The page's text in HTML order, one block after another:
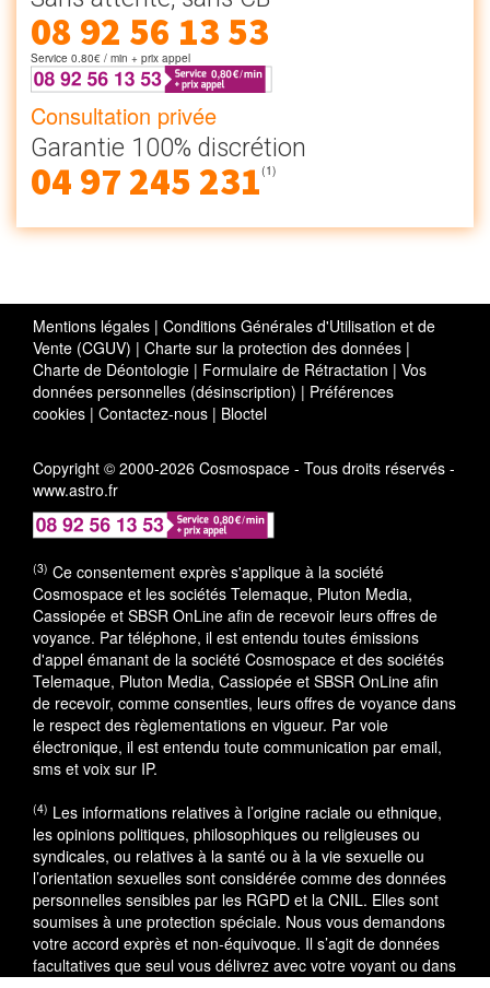
08 92 56 13 53
Service 0.80€ / min + prix appel
Consultation privée
Garantie 100% discrétion
04 97 245 231(1)
Mentions légales | Conditions Générales d'Utilisation et de
Vente (CGUV) | Charte sur la protection des données |
Charte de Déontologie | Formulaire de Rétractation | Vos
données personnelles (désinscription) | Préférences
cookies | Contactez-nous | Bloctel
Copyright © 2000-2026 Cosmospace - Tous droits réservés -
www.astro.fr
(3) Ce consentement exprès s'applique à la société
Cosmospace et les sociétés Telemaque, Pluton Media,
Cassiopée et SBSR OnLine afin de recevoir leurs offres de
voyance. Par téléphone, il est entendu toutes émissions
d'appel émanant de la société Cosmospace et des sociétés
Telemaque, Pluton Media, Cassiopée et SBSR OnLine afin
de recevoir, comme consenties, leurs offres de voyance dans
le respect des règlementations en vigueur. Par voie
électronique, il est entendu toute communication par email,
sms et voix sur IP.
(4) Les informations relatives à l’origine raciale ou ethnique,
les opinions politiques, philosophiques ou religieuses ou
syndicales, ou relatives à la santé ou à la vie sexuelle ou
l’orientation sexuelles sont considérée comme des données
personnelles sensibles par les RGPD et la CNIL. Elles sont
soumises à une protection spéciale. Nous vous demandons
votre accord exprès et non-équivoque. Il s’agit de données
facultatives que seul vous délivrez avec votre voyant ou dans